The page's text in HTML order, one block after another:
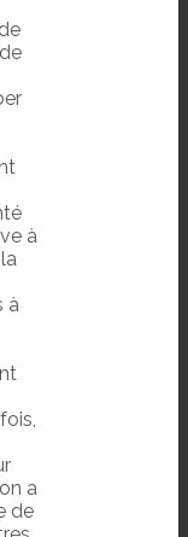
à
à
a
de